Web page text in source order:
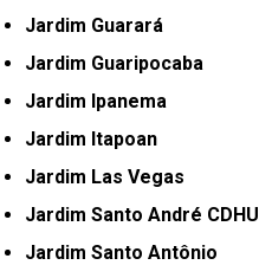
Jardim Guarará
Jardim Guaripocaba
Jardim Ipanema
Jardim Itapoan
Jardim Las Vegas
Jardim Santo André CDHU
Jardim Santo Antônio